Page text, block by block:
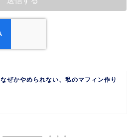
なぜかやめられない、私のマフィン作り